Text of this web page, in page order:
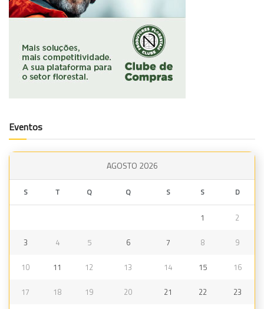
Eventos
AGOSTO 2026
S T Q Q S S D
1 2
3 4 5 6 7 8 9
10 11 12 13 14 15 16
17 18 19 20 21 22 23